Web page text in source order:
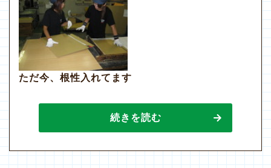
ただ今、根性入れてます
続きを読む